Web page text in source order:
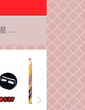
あれやこれや聖闘士星矢